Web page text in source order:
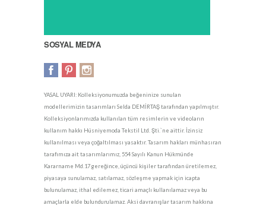
SOSYAL MEDYA
YASAL UYARI: Kolleksiyonumuzda beğeninize sunulan
modellerimizin tasarımları Selda DEMİRTAŞ tarafından yapılmıştır.
Kolleksiyonlarımızda kullanılan tüm resimlerin ve videoların
kullanım hakkı Hüsniyemoda Tekstil Ltd. Şti.`ne aittir. İzinsiz
kullanılması veya çoğaltılması yasaktır. Tasarım hakları münhasıran
tarafımıza ait tasarımlarımız, 554 Sayılı Kanun Hükmünde
Kararname Md.17 gereğince, üçüncü kişiler tarafından üretilemez,
piyasaya sunulamaz, satılamaz, sözleşme yapmak için icapta
bulunulamaz, ithal edilemez, ticari amaçlı kullanılamaz veya bu
amaçlarla elde bulundurulamaz. Aksi davranışlar tasarım hakkına